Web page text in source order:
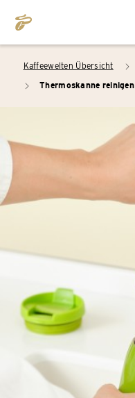
Kaffeewelten Übersicht arrow_right
arrow_right Thermoskanne reinigen